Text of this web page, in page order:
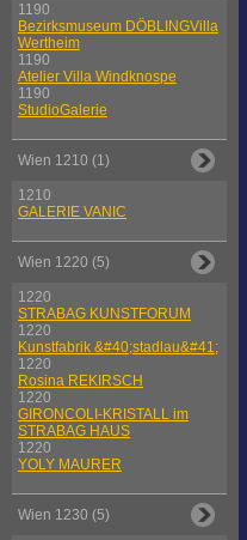
1190
Bezirksmuseum DÖBLINGVilla
Wertheim
1190
Atelier Villa Windknospe
1190
StudioGalerie
Wien 1210 (1)
1210
GALERIE VANIC
Wien 1220 (5)
1220
STRABAG KUNSTFORUM
1220
Kunstfabrik &#40;stadlau&#41;
1220
Rosina REKIRSCH
1220
GIRONCOLI-KRISTALL im
STRABAG HAUS
1220
YOLY MAURER
Wien 1230 (5)